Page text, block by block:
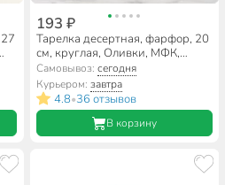
193 ₽
Тарелка десертная, фарфор, 20
см, круглая, Оливки, МФК,
MFK07999/MFK20501
Самовывоз: сегодня
Курьером: завтра
4.8•36 отзывов
В корзину